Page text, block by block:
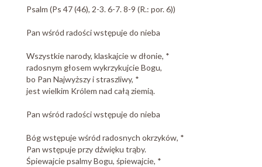
Psalm (Ps 47 (46), 2-3. 6-7. 8-9 (R.: por. 6))
Pan wśród radości wstępuje do nieba
Wszystkie narody, klaskajcie w dłonie, *
radosnym głosem wykrzykujcie Bogu,
bo Pan Najwyższy i straszliwy, *
jest wielkim Królem nad całą ziemią.
Pan wśród radości wstępuje do nieba
Bóg wstępuje wśród radosnych okrzyków, *
Pan wstępuje przy dźwięku trąby.
Śpiewajcie psalmy Bogu, śpiewajcie, *